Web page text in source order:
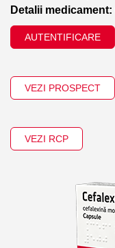
Detalii medicament:
AUTENTIFICARE
VEZI PROSPECT
VEZI RCP